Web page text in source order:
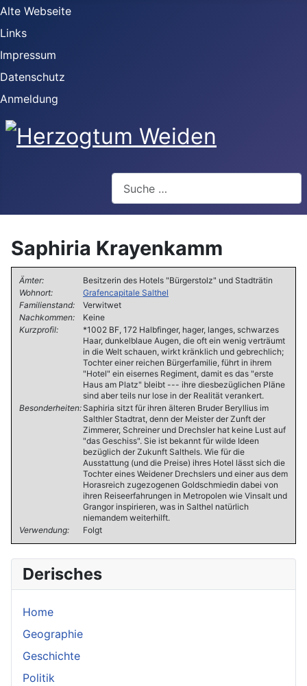
Alte Webseite
Links
Impressum
Datenschutz
Anmeldung
Derisches
Home
Geographie
Geschichte
Politik
Saphiria Krayenkamm
Ämter:
Besitzerin des Hotels "Bürgerstolz" und Stadträtin
Wohnort:
Grafencapitale Salthel
Familienstand:
Verwitwet
Nachkommen:
Keine
Kurzprofil:
*1002 BF, 172 Halbfinger, hager, langes, schwarzes
Haar, dunkelblaue Augen, die oft ein wenig verträumt
in die Welt schauen, wirkt kränklich und gebrechlich;
Tochter einer reichen Bürgerfamilie, führt in ihrem
"Hotel" ein eisernes Regiment, damit es das "erste
Haus am Platz" bleibt --- ihre diesbezüglichen Pläne
sind aber teils nur lose in der Realität verankert.
Besonderheiten: Saphiria sitzt für ihren älteren Bruder Beryllius im
Salthler Stadtrat, denn der Meister der Zunft der
Zimmerer, Schreiner und Drechsler hat keine Lust auf
"das Geschiss". Sie ist bekannt für wilde Ideen
bezüglich der Zukunft Salthels. Wie für die
Ausstattung (und die Preise) ihres Hotel lässt sich die
Tochter eines Weidener Drechslers und einer aus dem
Horasreich zugezogenen Goldschmiedin dabei von
ihren Reiseerfahrungen in Metropolen wie Vinsalt und
Grangor inspirieren, was in Salthel natürlich
niemandem weiterhilft.
Verwendung:
Folgt